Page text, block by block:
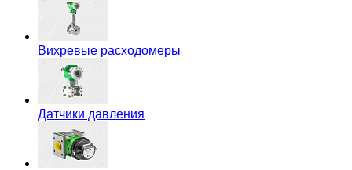
Вихревые расходомеры
Датчики давления